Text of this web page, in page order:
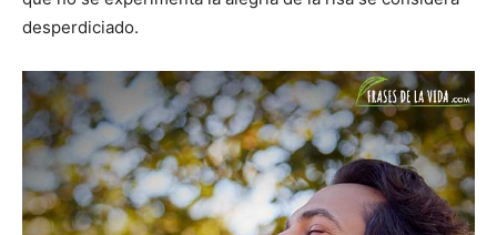
desperdiciado.